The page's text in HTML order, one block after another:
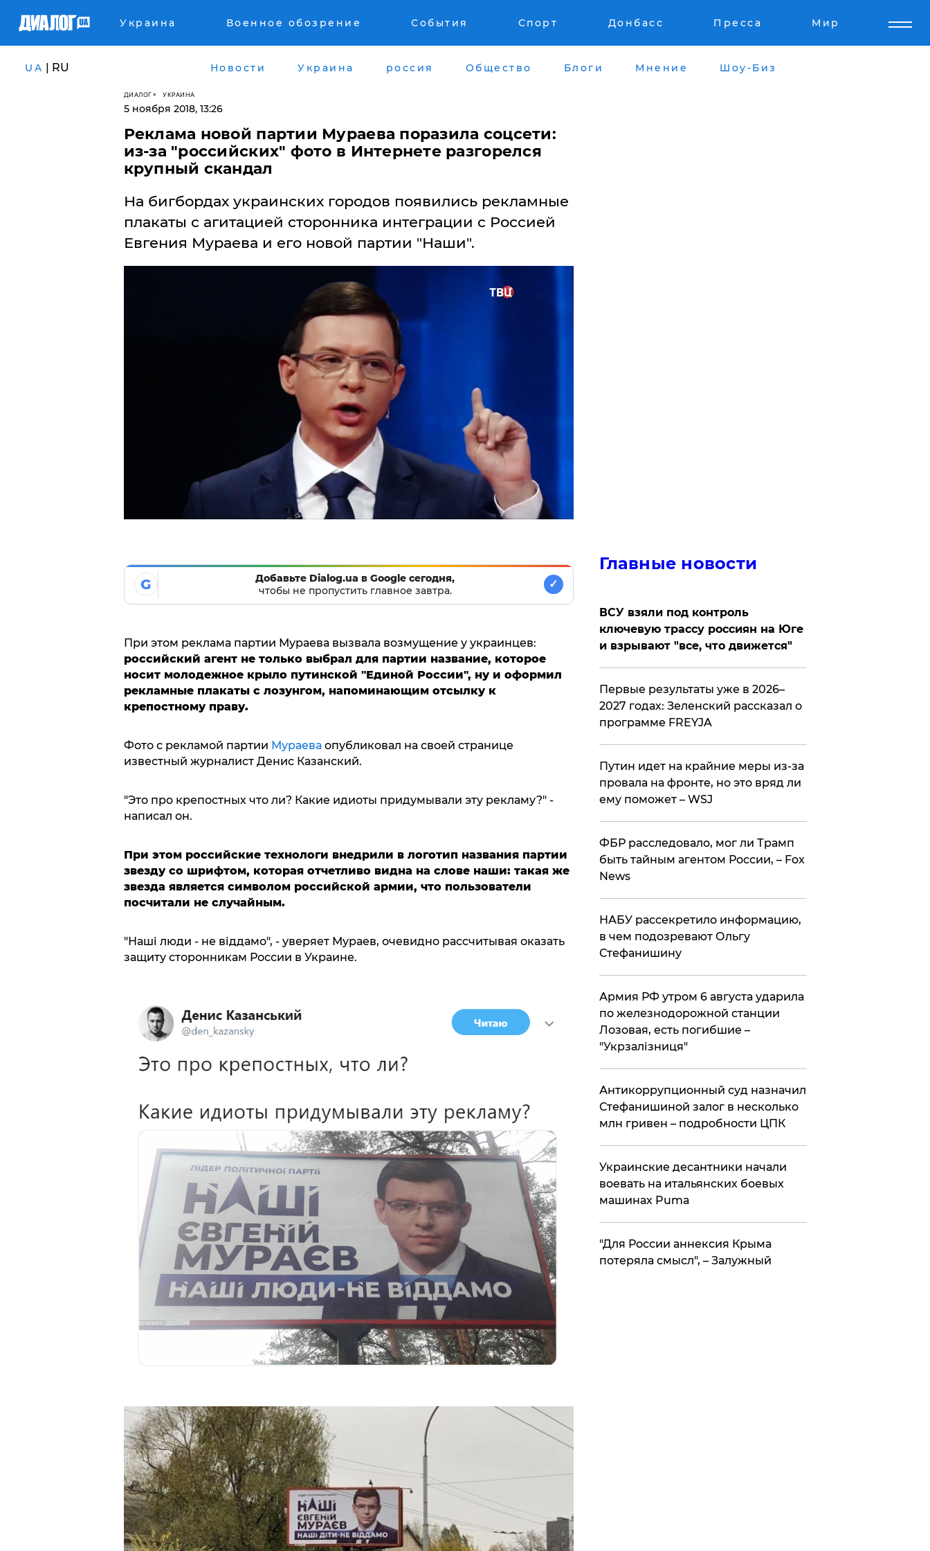
Украина Военное обозрение События Спорт Донбасс Пресса Мир
UA | RU Новости Украина россия Общество Блоги Мнение Шоу-Биз
ДИАЛОГ УКРАИНА
5 ноября 2018, 13:26
Реклама новой партии Мураева поразила соцсети:
из-за "российских" фото в Интернете разгорелся
крупный скандал
​На бигбордах украинских городов появились рекламные
плакаты с агитацией сторонника интеграции с Россией
Евгения Мураева и его новой партии "Наши".
G
Добавьте Dialog.ua в Google сегодня,
чтобы не пропустить главное завтра.
✓
При этом реклама партии Мураева вызвала возмущение у украинцев:
российский агент не только выбрал для партии название, которое
носит молодежное крыло путинской "Единой России", ну и оформил
рекламные плакаты с лозунгом, напоминающим отсылку к
крепостному праву.
Фото с рекламой партии Мураева опубликовал на своей странице
известный журналист Денис Казанский.
"Это про крепостных что ли? Какие идиоты придумывали эту рекламу?" -
написал он.
При этом российские технологи внедрили в логотип названия партии
звезду со шрифтом, которая отчетливо видна на слове наши: такая же
звезда является символом российской армии, что пользователи
посчитали не случайным.
"Наші люди - не віддамо", - уверяет Мураев, очевидно рассчитывая оказать
защиту сторонникам России в Украине.
Главные новости
ВСУ взяли под контроль
ключевую трассу россиян на Юге
и взрывают "все, что движется"
Первые результаты уже в 2026–
2027 годах: Зеленский рассказал о
программе FREYJA
Путин идет на крайние меры из-за
провала на фронте, но это вряд ли
ему поможет – WSJ
ФБР расследовало, мог ли Трамп
быть тайным агентом России, – Fox
News
НАБУ рассекретило информацию,
в чем подозревают Ольгу
Стефанишину
Армия РФ утром 6 августа ударила
по железнодорожной станции
Лозовая, есть погибшие –
"Укрзалізниця"
Антикоррупционный суд назначил
Стефанишиной залог в несколько
млн гривен – подробности ЦПК
Украинские десантники начали
воевать на итальянских боевых
машинах Puma
"Для России аннексия Крыма
потеряла смысл", – Залужный